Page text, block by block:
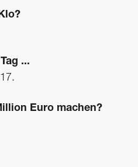
...
Euro ­machen?